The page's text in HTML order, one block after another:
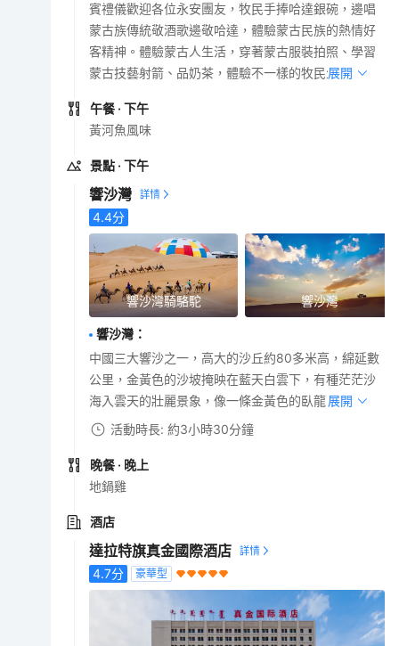
賓禮儀歡迎各位永安團友，牧民手捧哈達銀碗，邊唱
蒙古族傳統敬酒歌邊敬哈達，體驗蒙古民族的熱情好
客精神。體驗蒙古人生活，穿著蒙古服裝拍照、學習
蒙古技藝射箭、品奶茶，體驗不一樣的牧民生活。
展開
午餐 · 下午
黃河魚風味
景點 · 下午
響沙灣
4.4分
響沙灣騎駱駝 響沙灣
響沙灣 ：
中國三大響沙之一，高大的沙丘約80多米高，綿延數
公里，金黃色的沙坡掩映在藍天白雲下，有種茫茫沙
海入雲天的壯麗景象，像一條金黃色的臥龍。展開
活動時長: 約3小時30分鐘
晚餐 · 晚上
地鍋雞
酒店
達拉特旗真金國際酒店
4.7分 豪華型